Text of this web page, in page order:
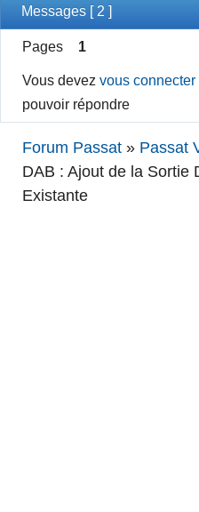
Messages [ 2 ]
Pages 1
Vous devezvous connecter
pouvoir répondre
Forum Passat » Passat
DAB : Ajout de la Sortie
Existante